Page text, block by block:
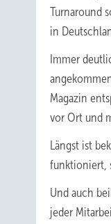
Turnaround
in
Immer
Magazin
vor Ort und
Längst ist
funktioniert,
Und auch
jeder